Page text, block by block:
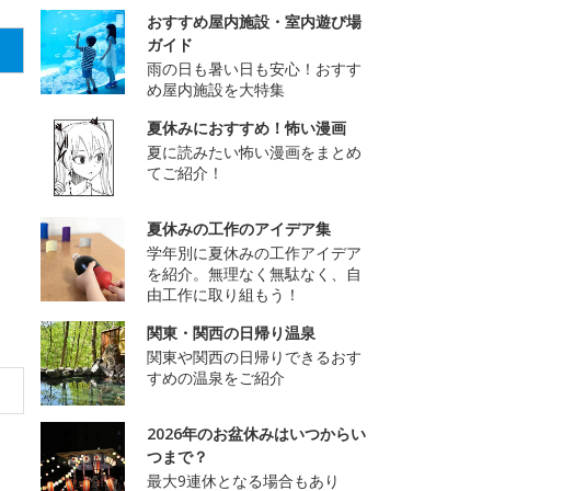
おすすめ屋内施設・室内遊び場
ガイド
雨の日も暑い日も安心！おすす
め屋内施設を大特集
夏休みにおすすめ！怖い漫画
夏に読みたい怖い漫画をまとめ
てご紹介！
夏休みの工作のアイデア集
学年別に夏休みの工作アイデア
を紹介。無理なく無駄なく、自
由工作に取り組もう！
関東・関西の日帰り温泉
関東や関西の日帰りできるおす
すめの温泉をご紹介
2026年のお盆休みはいつからい
つまで？
最大9連休となる場合もあり